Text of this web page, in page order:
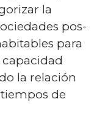
la
pos-
para
la relación
de